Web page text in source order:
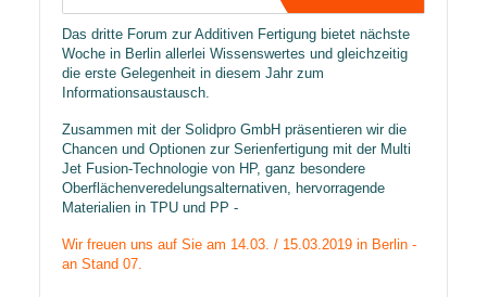
​Dasdritte Forum zur Additiven Fertigung bietet nächste
Woche in Berlin allerlei Wissenswertes und gleichzeitig
die erste Gelegenheit in diesem Jahr zum
Informationsaustausch.
Zusammen mit der Solidpro GmbH präsentieren wir die
Chancen und Optionen zur Serienfertigung mit der Multi
Jet Fusion-Technologie von HP, ganz besondere
Oberflächenveredelungsalternativen, hervorragende
Materialien in TPU und PP -
Wir freuen uns auf Sie am 14.03. / 15.03.2019 in Berlin -
an Stand 07.